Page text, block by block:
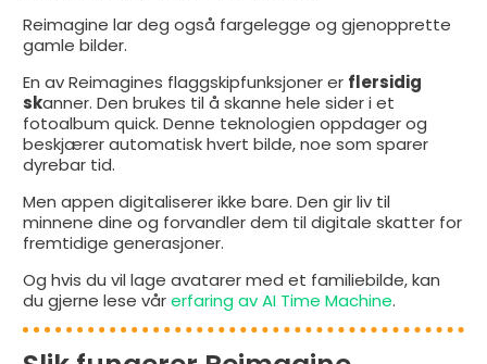
Reimagine lar deg også fargelegge og gjenopprette
gamle bilder.
En av Reimagines flaggskipfunksjoner er flersidig
skanner. Den brukes til å skanne hele sider i et
fotoalbum quick. Denne teknologien oppdager og
beskjærer automatisk hvert bilde, noe som sparer
dyrebar tid.
Men appen digitaliserer ikke bare. Den gir liv til
minnene dine og forvandler dem til digitale skatter for
fremtidige generasjoner.
Og hvis du vil lage avatarer med et familiebilde, kan
du gjerne lese vårerfaring av AI Time Machine.